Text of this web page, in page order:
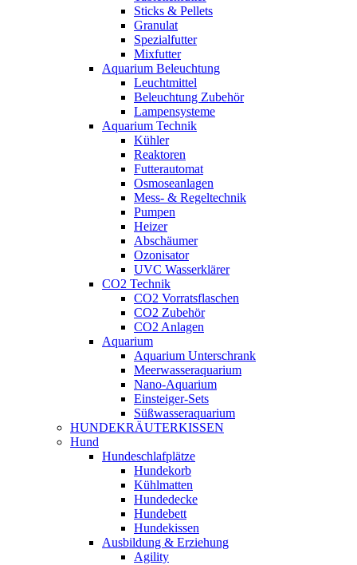
Sticks & Pellets
Granulat
Spezialfutter
Mixfutter
Aquarium Beleuchtung
Leuchtmittel
Beleuchtung Zubehör
Lampensysteme
Aquarium Technik
Kühler
Reaktoren
Futterautomat
Osmoseanlagen
Mess- & Regeltechnik
Pumpen
Heizer
Abschäumer
Ozonisator
UVC Wasserklärer
CO2 Technik
CO2 Vorratsflaschen
CO2 Zubehör
CO2 Anlagen
Aquarium
Aquarium Unterschrank
Meerwasseraquarium
Nano-Aquarium
Einsteiger-Sets
Süßwasseraquarium
HUNDEKRÄUTERKISSEN
Hund
Hundeschlafplätze
Hundekorb
Kühlmatten
Hundedecke
Hundebett
Hundekissen
Ausbildung & Erziehung
Agility